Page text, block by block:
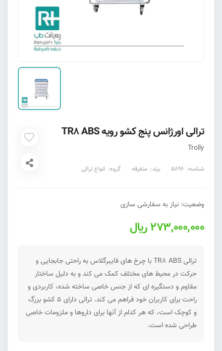
ترالی اورژانس پنج کشو رویه TR8 ABS
Trolly
شناسه: 5896 برند: متفرقه گروه: انواع ترالی
وضعیت: نیاز به سفارشی سازی
273,000,000 ریال
ترالی TR8 ABS با چرخ های فایبرگلاس به راحتی جابجایی و
حرکت در محیط های مختلف کمک می کند و به دلیل ساختار
مقاوم و دستگیره ای که از جنس خاصی ساخته شده، کاربردی و
راحت برای کاربران خود فراهم می کند. ترالی دارای 5 کشو بزرگ
و کوچک است، که هر کدام از آنها برای داروها و ملزومات خاصی
طراحی شده است.